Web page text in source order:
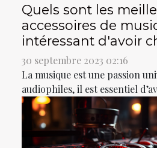
Quels sont les
accessoires de
intéressant d'avoir
30 septembre 2023 02:16
La musique est une passion
audiophiles, il est essentiel